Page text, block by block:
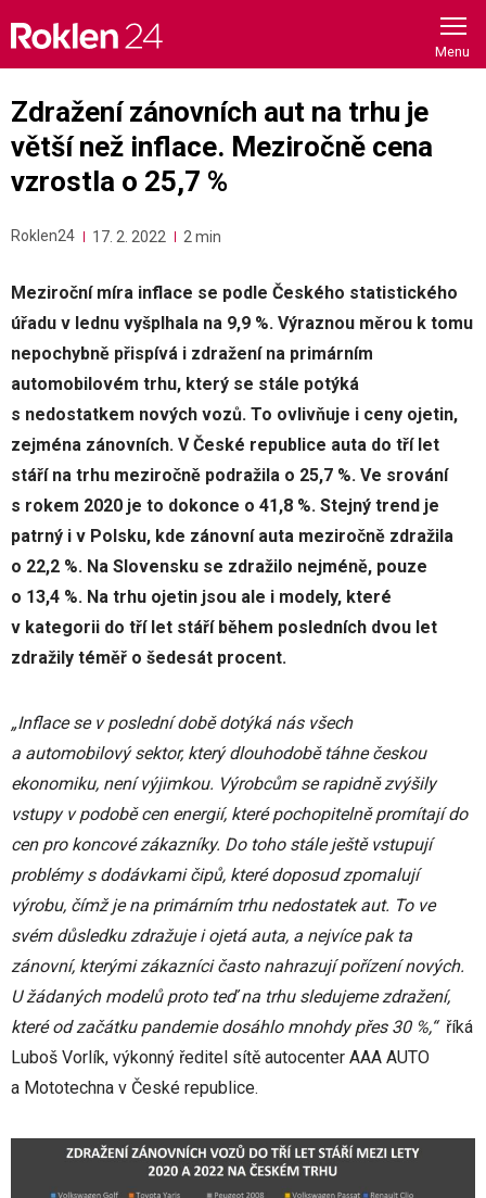
content
Zdražení zánovních aut na trhu je
větší než inflace. Meziročně cena
vzrostla o 25,7 %
Roklen24 17. 2. 2022 2 min
Meziroční míra inflace se podle Českého statistického
úřadu v lednu vyšplhala na 9,9 %. Výraznou měrou k tomu
nepochybně přispívá i zdražení na primárním
automobilovém trhu, který se stále potýká
s nedostatkem nových vozů. To ovlivňuje i ceny ojetin,
zejména zánovních. V České republice auta do tří let
stáří na trhu meziročně podražila o 25,7 %. Ve srování
s rokem 2020 je to dokonce o 41,8 %. Stejný trend je
patrný i v Polsku, kde zánovní auta meziročně zdražila
o 22,2 %. Na Slovensku se zdražilo nejméně, pouze
o 13,4 %. Na trhu ojetin jsou ale i modely, které
v kategorii do tří let stáří během posledních dvou let
zdražily téměř o šedesát procent.
„Inflace se v poslední době dotýká nás všech
a automobilový sektor, který dlouhodobě táhne českou
ekonomiku, není výjimkou. Výrobcům se rapidně zvýšily
vstupy v podobě cen energií, které pochopitelně promítají do
cen pro koncové zákazníky. Do toho stále ještě vstupují
problémy s dodávkami čipů, které doposud zpomalují
výrobu, čímž je na primárním trhu nedostatek aut. To ve
svém důsledku zdražuje i ojetá auta, a nejvíce pak ta
zánovní, kterými zákazníci často nahrazují pořízení nových.
U žádaných modelů proto teď na trhu sledujeme zdražení,
které od začátku pandemie dosáhlo mnohdy přes 30 %,“ říká
Luboš Vorlík, výkonný ředitel sítě autocenter AAA AUTO
a Mototechna v České republice.